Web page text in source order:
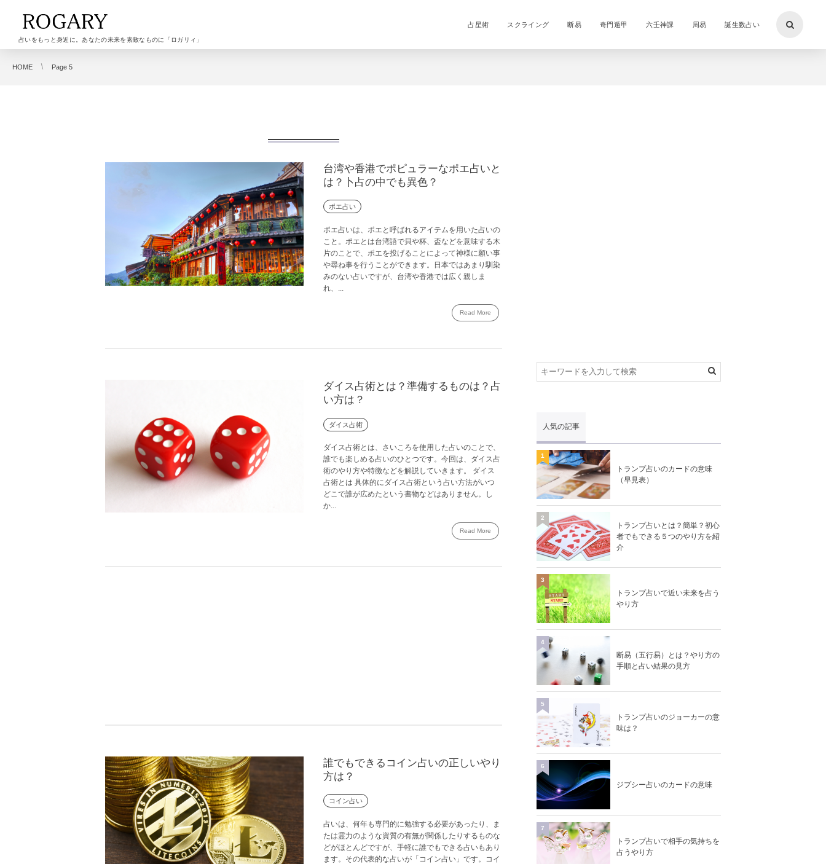
占いをもっと身近に。あなたの未来を素敵なものに「ロガリィ」
占星術 スクライング 断易 奇門遁甲 六壬神課 周易 誕生数占い
HOME Page 5
台湾や香港でポピュラーなポエ占いと
は？卜占の中でも異色？
ポエ占い
ポエ占いは、ポエと呼ばれるアイテムを用いた占いの
こと。ポエとは台湾語で貝や杯、盃などを意味する木
片のことで、ポエを投げることによって神様に願い事
や尋ね事を行うことができます。日本ではあまり馴染
みのない占いですが、台湾や香港では広く親しま
れ、...
Read More
ダイス占術とは？準備するものは？占
い方は？
ダイス占術
ダイス占術とは、さいころを使用した占いのことで、
誰でも楽しめる占いのひとつです。今回は、ダイス占
術のやり方や特徴などを解説していきます。 ダイス
占術とは 具体的にダイス占術という占い方法がいつ
どこで誰が広めたという書物などはありません。し
か...
Read More
誰でもできるコイン占いの正しいやり
方は？
コイン占い
占いは、何年も専門的に勉強する必要があったり、ま
たは霊力のような資質の有無が関係したりするものな
どがほとんどですが、手軽に誰でもできる占いもあり
ます。その代表的な占いが「コイン占い」です。コイ
人気の記事
トランプ占いのカードの意味
（早見表）
1
トランプ占いとは？簡単？初心
者でもできる５つのやり方を紹
介
2
トランプ占いで近い未来を占う
やり方
3
断易（五行易）とは？やり方の
手順と占い結果の見方
4
トランプ占いのジョーカーの意
味は？
5
ジプシー占いのカードの意味
6
トランプ占いで相手の気持ちを
占うやり方
7